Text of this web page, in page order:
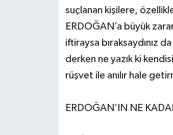
suçlanan kişilere,
ERDOĞAN’a büyük
iftiraysa bıraksaydınız
derken ne yazık ki
rüşvet ile anılır hale
ERDOĞAN’IN NE